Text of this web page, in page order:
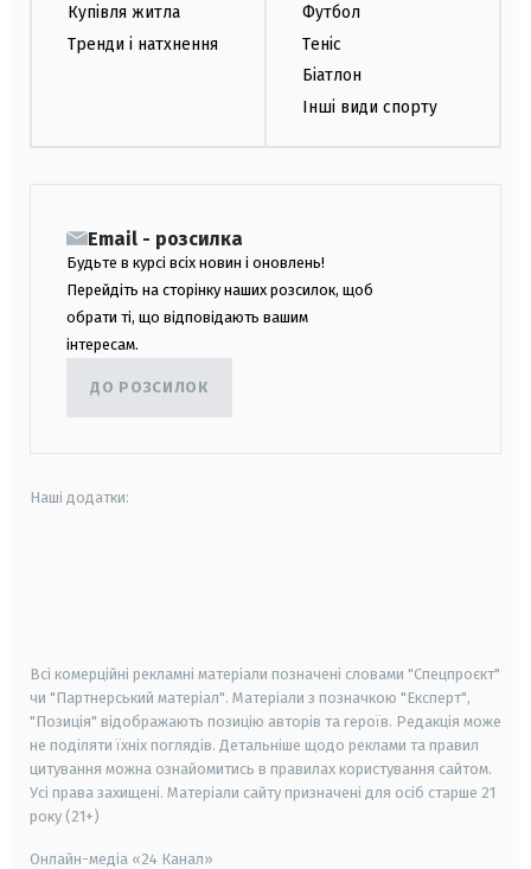
Купівля житла
Тренди і натхнення
Футбол
Теніс
Біатлон
Інші види спорту
Email - розсилка
Будьте в курсі всіх новин і оновлень!
Перейдіть на сторінку наших розсилок, щоб
обрати ті, що відповідають вашим
інтересам.
ДО РОЗСИЛОК
Наші додатки:
Всі комерційні рекламні матеріали позначені словами "Спецпроєкт"
чи "Партнерський матеріал". Матеріали з позначкою "Експерт",
"Позиція" відображають позицію авторів та героїв. Редакція може
не поділяти їхніх поглядів. Детальніше щодо реклами та правил
цитування можна ознайомитись в правилах користування сайтом.
Усі права захищені. Матеріали сайту призначені для осіб старше 21
року (21+)
Онлайн-медіа «24 Канал»